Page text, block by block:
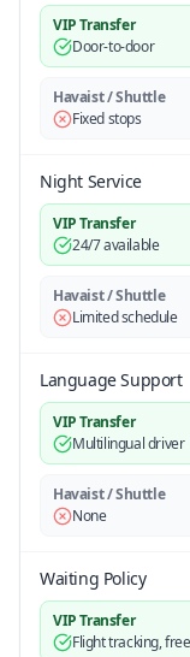
VIP Transfer
Door-to-door
Havaist / Shuttle
Fixed stops
Night Service
VIP Transfer
24/7 available
Havaist / Shuttle
Limited schedule
Language Support
VIP Transfer
Multilingual driver
Havaist / Shuttle
None
Waiting Policy
VIP Transfer
Flight tracking,